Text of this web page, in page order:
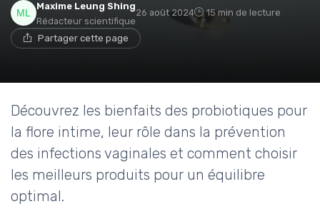
Maxime Leung Shing
Rédacteur scientifique
26 août 2024 15 min de lecture
Partager cette page
Découvrez les bienfaits des probiotiques pour
la flore intime, leur rôle dans la prévention
des infections vaginales et comment choisir
les meilleurs produits pour un équilibre
optimal.